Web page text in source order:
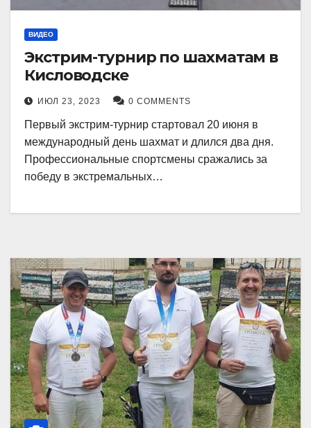
ВИДЕО
Экстрим-турнир по шахматам в
Кисловодске
ИЮЛ 23, 2023 0 COMMENTS
Первый экстрим-турнир стартовал 20 июня в
международный день шахмат и длился два дня.
Профессиональные спортсмены сражались за
победу в экстремальных…